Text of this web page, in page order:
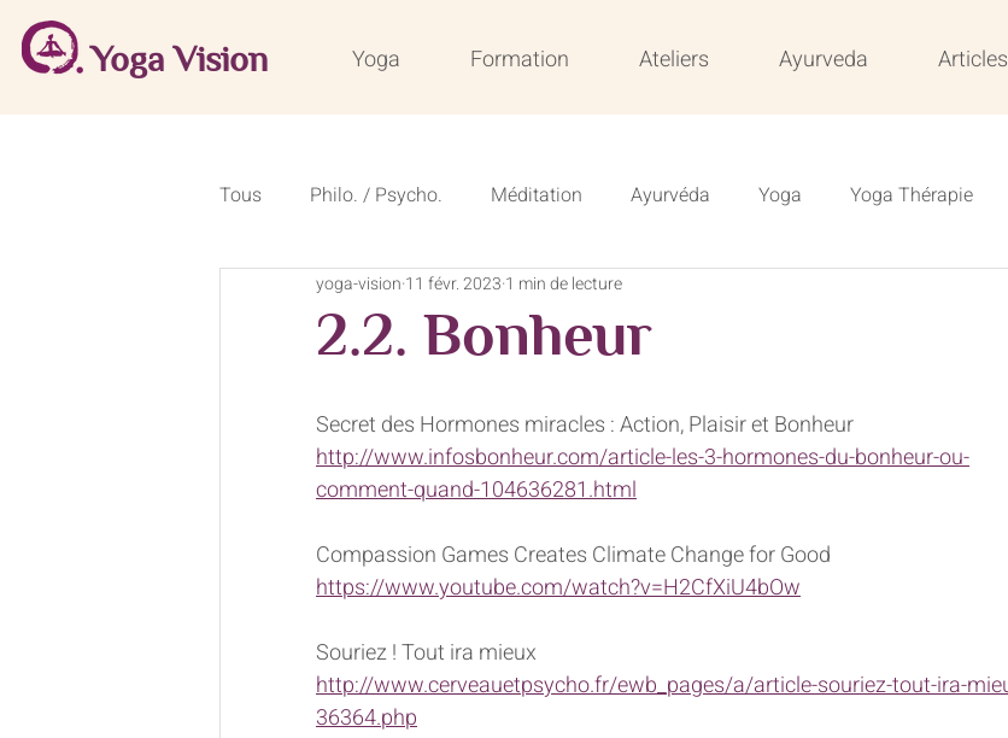
Yoga Vision Yoga Formation Ateliers Ayurveda
Tous Philo. / Psycho. Méditation Ayurvéda Yoga Yoga Thérapie
Conseils de saison Recettes Résilience
2.2. Bonheur
yoga-vision 11 févr. 2023 1 min de lecture
Secret des Hormones miracles : Action, Plaisir et Bonheur
http://www.infosbonheur.com/article-les-3-hormones-du-bonheur-ou-
comment-quand-104636281.html
Compassion Games Creates Climate Change for Good
https://www.youtube.com/watch?v=H2CfXiU4bOw
Souriez ! Tout ira mieux
http://www.cerveauetpsycho.fr/ewb_pages/a/article-souriez-tout-ira-
36364.php